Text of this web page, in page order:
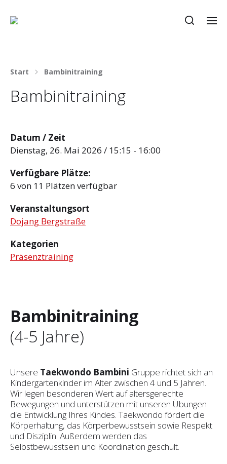
Start Bambinitraining
Bambinitraining
Datum / Zeit
Dienstag, 26. Mai 2026 / 15:15 - 16:00
Verfügbare Plätze:
6 von 11 Plätzen verfügbar
Veranstaltungsort
Dojang Bergstraße
Kategorien
Präsenztraining
Bambinitraining
(4-5 Jahre)
Unsere Taekwondo Bambini Gruppe richtet sich an
Kindergartenkinder im Alter zwischen 4 und 5 Jahren.
Wir legen besonderen Wert auf altersgerechte
Bewegungen und unterstützen mit unseren Übungen
die Entwicklung Ihres Kindes. Taekwondo fördert die
Körperhaltung, das Körperbewusstsein sowie Respekt
und Disziplin. Außerdem werden das
Selbstbewusstsein und Koordination geschult.